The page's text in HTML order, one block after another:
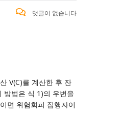
댓글이 없습니다
V(C)를 계산한 후 잔
방법은 식 1)의 우변을
면 위험회피 집행자이